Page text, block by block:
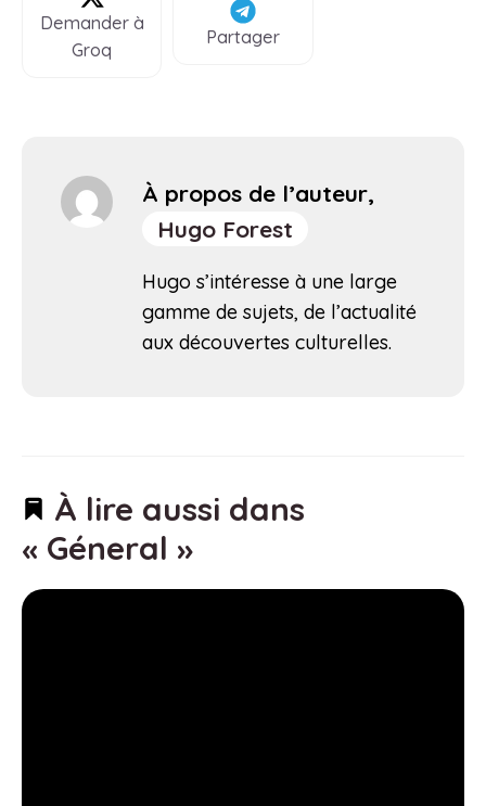
Demander à
Groq
Partager
À propos de l’auteur,
Hugo Forest
Hugo s’intéresse à une large
gamme de sujets, de l’actualité
aux découvertes culturelles.
À lire aussi dans
« Géneral »